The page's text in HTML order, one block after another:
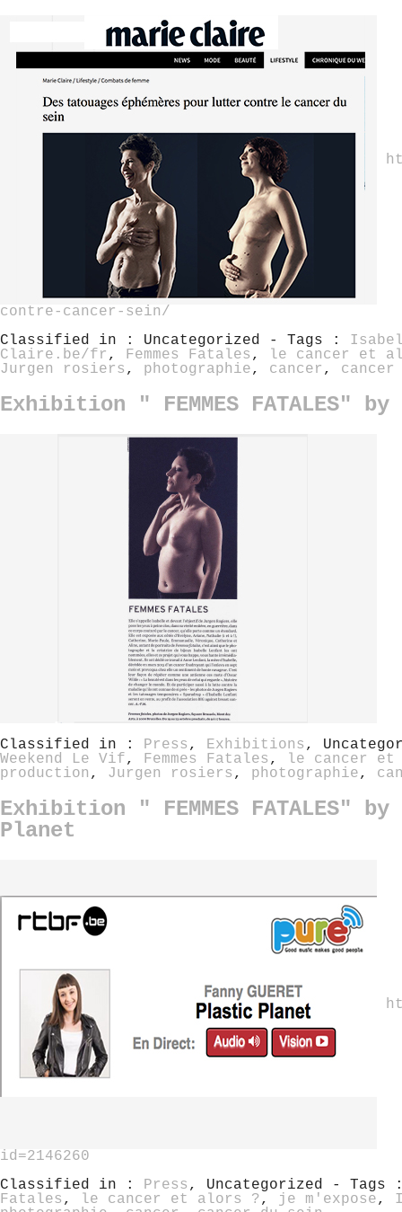
contre-cancer-sein/
Classified in : Uncategorized - Tags :
Claire.be/fr , Femmes Fatales ,
le cancer et
Jurgen rosiers , photographie, cancer ,
Exhibition " FEMMES FATALES"
Classified in : Press , Exhibitions ,
Weekend Le Vif, Femmes Fatales ,
le cancer et
production , Jurgen rosiers , photographie,
Exhibition " FEMMES FATALES"
Planet
id=2146260
Classified in : Press , Uncategorized -
Fatales , le cancer et alors ?, je m'expose,